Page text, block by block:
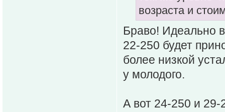
возраста и
Браво! Идеально
22-250 будет
более низкой
у молодого.
А вот 24-250 и 29-